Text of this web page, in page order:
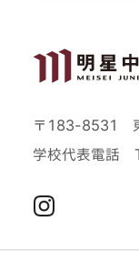
〒183-8531
学校代表電話
Instagram